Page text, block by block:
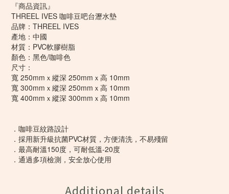
『商品資訊』
THREEL IVES 咖啡豆吧台瀝水墊
品牌：THREEL IVES
產地：中國
材質：PVC軟膠樹脂
顏色：黑色/咖啡色
尺寸：
寬 250mmｘ縱深 250mmｘ高 10mm
寬 300mmｘ縱深 250mmｘ高 10mm
寬 400mmｘ縱深 300mmｘ高 10mm
．咖啡豆紋路設計
．採用新升級抗菌PVC材質，方便清洗，不易殘留
．最高耐溫150度，可耐低溫-20度
．通過多項檢測，安全放心使用
Additional details